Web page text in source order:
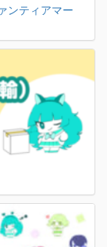
ンティアマー